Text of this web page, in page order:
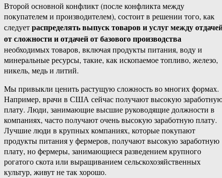
Второй основной конфликт (после конфликта между
покупателем и производителем), состоит в решении того, как
следуетраспределять выпуск товаров и услуг между
от сложности и отдачей от базового производства
необходимых товаров, включая продукты питания, воду и
минеральные ресурсы, такие, как ископаемое топливо, железо,
никель, медь и литий.
Мы привыкли ценить растущую сложность во многих формах.
Например, врачи в США сейчас получают высокую
плату. Люди, занимающие высшие руководящие должности в
компаниях, часто получают очень высокую заработную плату.
Лучшие люди в крупных компаниях, которые покупают
продукты питания у фермеров, получают высокую заработную
плату, но фермеры, занимающиеся разведением крупного
рогатого скота или выращиванием сельскохозяйственных
культур, живут не так хорошо.